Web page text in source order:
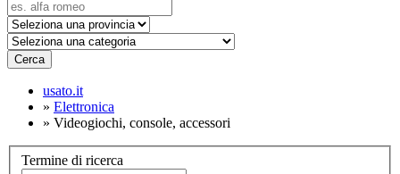
Cerca
usato.it
» Elettronica
» Videogiochi, console, accessori
Termine di ricerca